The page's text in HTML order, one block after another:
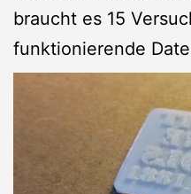
braucht es 15
funktionierende